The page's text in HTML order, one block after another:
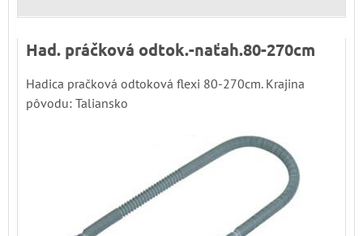
Had. práčková odtok.-naťah.80-270cm
Hadica pračková odtoková flexi 80-270cm. Krajina
pôvodu: Taliansko